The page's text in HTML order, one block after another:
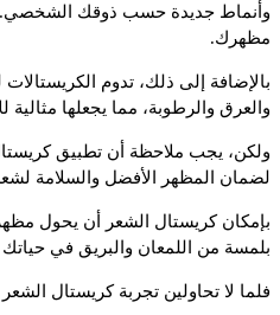
وأنماط جديدة حسب ذوقك الشخصي.
مظهرك.
بالإضافة إلى ذلك، تدوم
والعرق والرطوبة، مما يجعلها مثالية
ولكن، يجب ملاحظة أن تطبيق
لضمان المظهر الأفضل والسلامة
بإمكان كريستال الشعر أن يحول
بلمسة من اللمعان والبريق في حياتك
فلما لا تحاولين تجربة كريستال